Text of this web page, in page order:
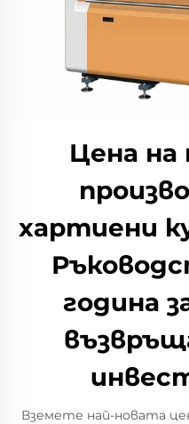
Цена на
хартиени
година
Вземете най-новата